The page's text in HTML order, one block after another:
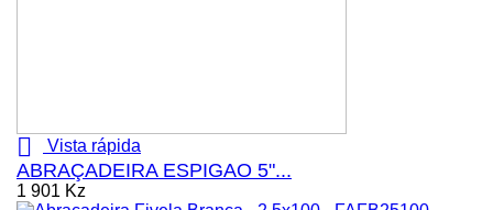
 Vista rápida
ABRAÇADEIRA ESPIGAO 5"...
1 901 Kz